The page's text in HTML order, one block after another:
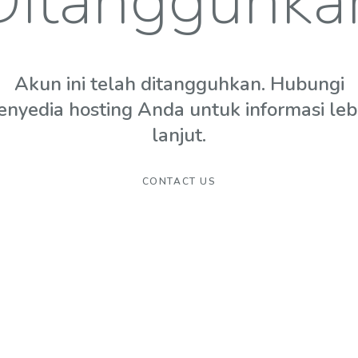
Akun ini telah ditangguhkan. Hubungi
hosting Anda untuk informasi
lanjut.
CONTACT US